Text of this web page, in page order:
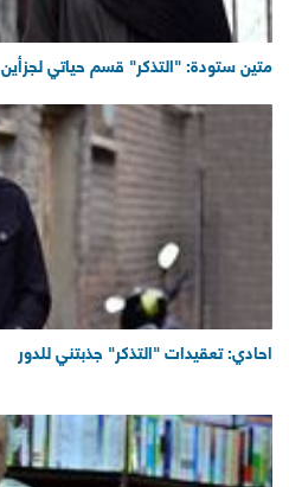
احادي: تعقيدات "التذكر" جذبتني للدور
متين ستودة: "التذكر" قسم حياتي لجزأين